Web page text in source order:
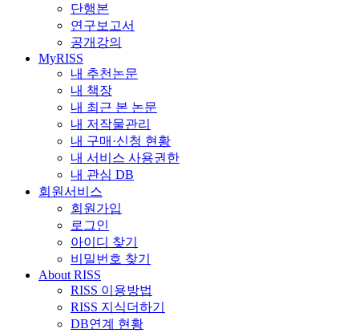
단행본
연구보고서
공개강의
MyRISS
내 추천논문
내 책장
내 최근 본 논문
내 저작물관리
내 구매·신청 현황
내 서비스 사용권한
내 관심 DB
회원서비스
회원가입
로그인
아이디 찾기
비밀번호 찾기
About RISS
RISS 이용방법
RISS 지식더하기
DB연계 현황